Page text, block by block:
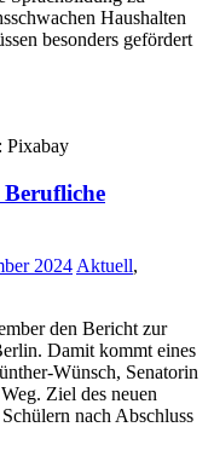
Haus­halten
besonders gefördert
Pixabay
2024 Aktuell,
den Bericht zur
Damit kommt eines
Wünsch, Senatorin
Ziel des neuen
nach Abschluss